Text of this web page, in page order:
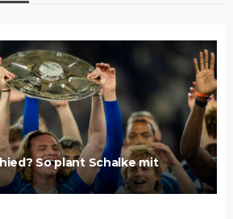
So plant Schalke mit